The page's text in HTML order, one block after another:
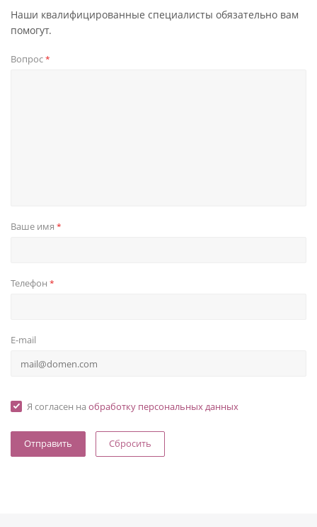
Наши квалифицированные специалисты обязательно вам
помогут.
Вопрос*
Ваше имя *
Телефон *
E-mail
Я согласен на обработку персональных данных
Сбросить